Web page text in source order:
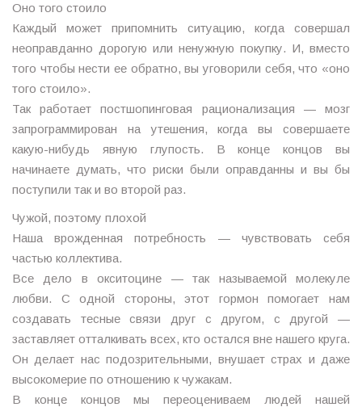
Оно того стоило
Каждый может припомнить ситуацию, когда совершал
неоправданно дорогую или ненужную покупку. И, вместо
того чтобы нести ее обратно, вы уговорили себя, что «оно
того стоило».
Так работает постшопинговая рационализация — мозг
запрограммирован на утешения, когда вы совершаете
какую-нибудь явную глупость. В конце концов вы
начинаете думать, что риски были оправданны и вы бы
поступили так и во второй раз.
Чужой, поэтому плохой
Наша врожденная потребность — чувствовать себя
частью коллектива.
Все дело в окситоцине — так называемой молекуле
любви. С одной стороны, этот гормон помогает нам
создавать тесные связи друг с другом, с другой —
заставляет отталкивать всех, кто остался вне нашего круга.
Он делает нас подозрительными, внушает страх и даже
высокомерие по отношению к чужакам.
В конце концов мы переоцениваем людей нашей